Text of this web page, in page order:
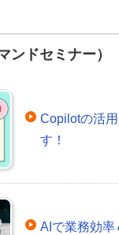
ンドセミナー）
Copilotの活
す！
AIで業務効率